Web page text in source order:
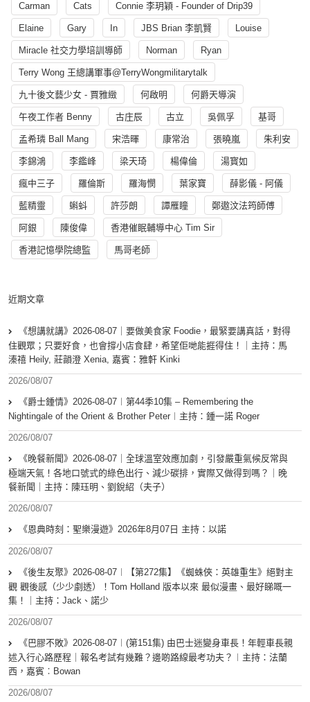
Carman Cats Connie 李玥穎 - Founder of Drip39
Elaine Gary In JBS Brian 李凱賢 Louise
Miracle 社交力學培訓導師 Norman Ryan
Terry Wong 王總講軍事@TerryWongmilitarytalk
九十後文藝少女 - 賈雅緻 何啟明 何爵天導演
午夜工作者 Benny 古庄辰 古立 吳佩孚 基哥
孟希璘 Ball Mang 宋浩暉 康常治 張曉嵐 朱利安
李錦鴻 李鑑峰 梁天琦 楊偉倫 湯寳如
瘋中三子 羅倫斯 羅海憫 葉家寶 薛影儀 - 阿儀
藍精靈 蝌蚪 許莎朗 譚雁瞳 鄭遨汶法筠師傅
阿銀 陳俊偉 香港催眠輔導中心 Tim Sir
香港記憶學院總監 馬哥老師
近期文章
《想講就講》2026-08-07｜要做美食家 Foodie，最緊要講真話，對得
住觀眾；只要好食，也會撐小店食肆，希望佢哋能捱得住！｜主持：馬
溱禧 Heily, 莊韻澄 Xenia, 嘉賓：雅軒 Kinki
2026/08/07
《爵士鍾情》2026-08-07︱第44季10集 – Remembering the
Nightingale of the Orient & Brother Peter︱主持：鍾一諾 Roger
2026/08/07
《晚餐新聞》2026-08-07｜全球溫室效應加劇，引發嚴重氣候反常與
極端天氣！各地口號式的綠色出行、減少碳排，實際又做得到嗎？｜晚
餐新聞｜主持：陳珏明、劉銳紹（夫子）
2026/08/07
《恩典時刻：聖樂漫遊》2026年8月07日 主持：以諾
2026/08/07
《後生友聚》2026-08-07︱【第272集】《蜘蛛俠：英雄重生》絕對主
觀 觀後感（少少劇透）！Tom Holland 版本以來 最似漫畫、最好睇嘅一
集！｜主持：Jack、諾少
2026/08/07
《巴膠不敗》2026-08-07︱(第151集) 由巴士迷變身車長！年輕車長親
述入行心路歷程｜報名考試有幾難？邊啲路線最考功夫？︱主持：法蘭
西，嘉賓︰Bowan
2026/08/07